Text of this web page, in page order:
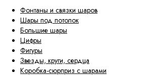
Фонтаны и связки шаров
Шары под потолок
Большие шары
Цифры
Фигуры
Звезды, круги, сердца
Коробка-сюрприз с шарами